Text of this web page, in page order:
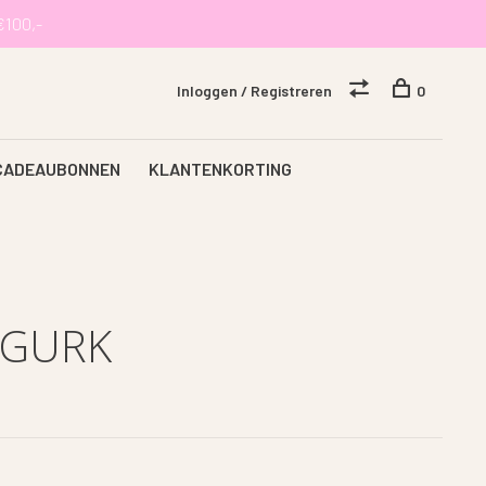
KLANTENKORTING
Inloggen / Registreren 0